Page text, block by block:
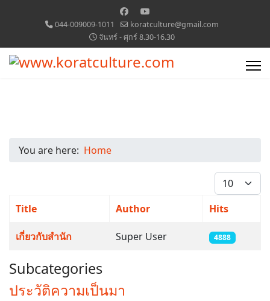
044-009009-1011
koratculture@gmail.com
จันทร์ - ศุกร์ 8.30-16.30
You are here: Home
Display #
Articles
Title Author Hits
เกี่ยวกับสำนัก Super User 4888
Subcategories
ประวัติความเป็นมา